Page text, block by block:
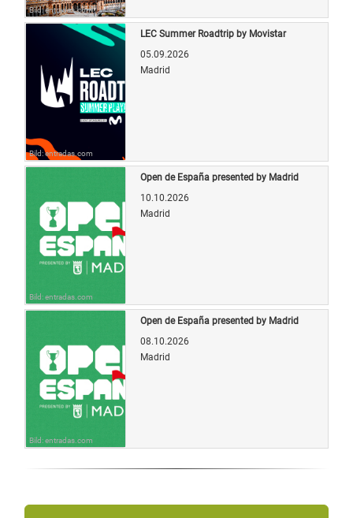
Bild: entradas.com
Bild: entradas.com
LEC Summer Roadtrip by Movistar
05.09.2026
Madrid
Bild: entradas.com
Open de España presented by Madrid
10.10.2026
Madrid
Bild: entradas.com
Open de España presented by Madrid
08.10.2026
Madrid